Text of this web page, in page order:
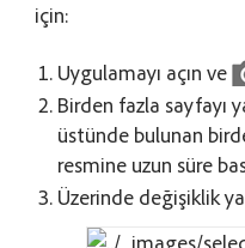
için:
Uygulamayı açın ve
Birden fazla sayfayı
üstünde bulunan
resmine uzun süre
Üzerinde değişiklik